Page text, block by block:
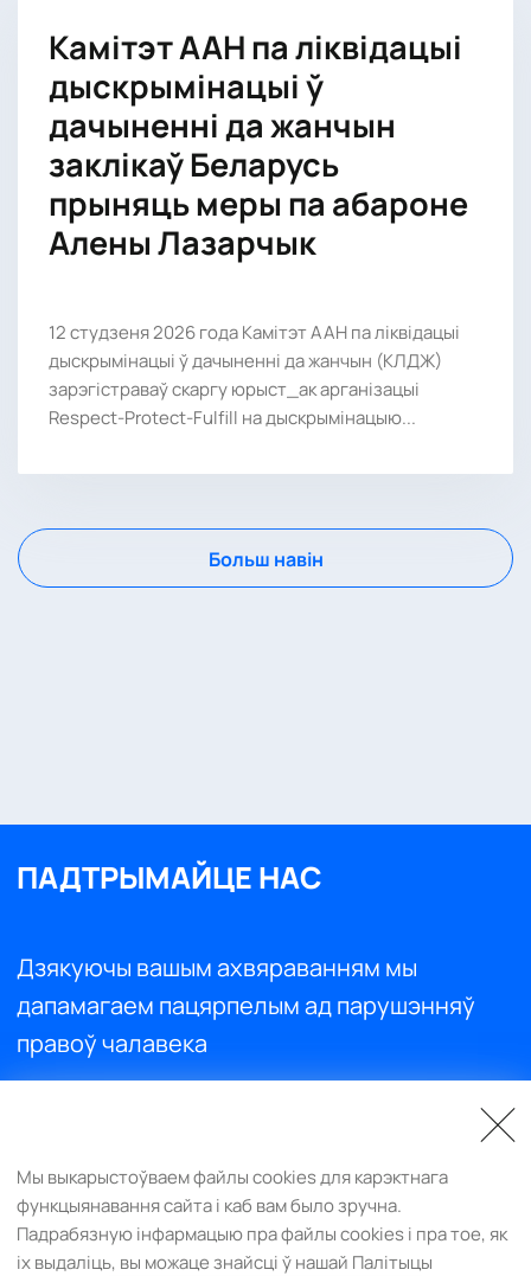
Камітэт ААН па ліквідацыі
дыскрымінацыі ў
дачыненні да жанчын
заклікаў Беларусь
прыняць меры па абароне
Алены Лазарчык
12 студзеня 2026 года Камітэт ААН па ліквідацыі
дыскрымінацыі ў дачыненні да жанчын (КЛДЖ)
зарэгістраваў скаргу юрыст_ак арганізацыі
Respect-Protect-Fulfill на дыскрымінацыю...
Больш навін
ПАДТРЫМАЙЦЕ НАС
Дзякуючы вашым ахвяраванням мы
дапамагаем пацярпелым ад парушэнняў
правоў чалавека
info@respectprotectfulfill.org
Мы выкарыстоўваем файлы cookies для карэктнага
функцыянавання сайта і каб вам было зручна.
Падрабязную інфармацыю пра файлы cookies і пра тое, як
іх выдаліць, вы можаце знайсці ў нашай Палітыцы